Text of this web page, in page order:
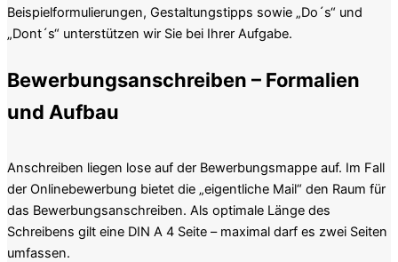
Beispielformulierungen, Gestaltungstipps sowie „Do´s“ und
„Dont´s“ unterstützen wir Sie bei Ihrer Aufgabe.
Bewerbungsanschreiben – Formalien
und Aufbau
Anschreiben liegen lose auf der Bewerbungsmappe auf. Im Fall
der Onlinebewerbung bietet die „eigentliche Mail“ den Raum für
das Bewerbungsanschreiben. Als optimale Länge des
Schreibens gilt eine DIN A 4 Seite – maximal darf es zwei Seiten
umfassen.